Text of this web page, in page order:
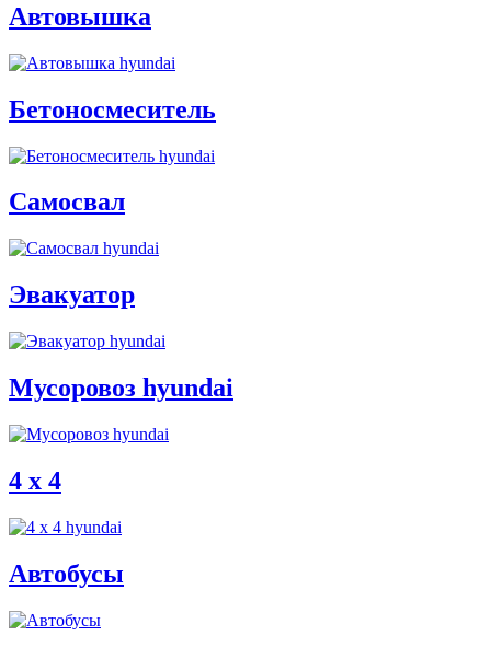
Автовышка
Бетоносмеситель
Самосвал
Эвакуатор
Мусоровоз hyundai
4 x 4
Автобусы